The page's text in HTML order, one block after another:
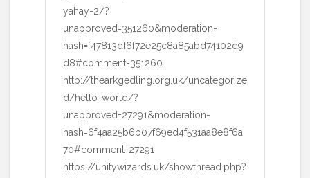
yahay-2/?
unapproved=351260&moderation-
hash=f47813df6f72e25c8a85abd74102d9
d8#comment-351260
http://thearkgedling.org.uk/uncategorize
d/hello-world/?
unapproved=27291&moderation-
hash=6f4aa25b6b07f69ed4f531aa8e8f6a
70#comment-27291
https://unitywizards.uk/showthread.php?